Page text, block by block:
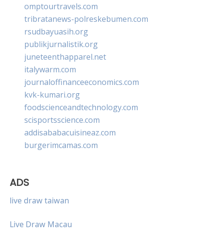
omptourtravels.com
tribratanews-polreskebumen.com
rsudbayuasih.org
publikjurnalistik.org
juneteenthapparel.net
italywarm.com
journaloffinanceeconomics.com
kvk-kumari.org
foodscienceandtechnology.com
scisportsscience.com
addisababacuisineaz.com
burgerimcamas.com
ADS
live draw taiwan
Live Draw Macau